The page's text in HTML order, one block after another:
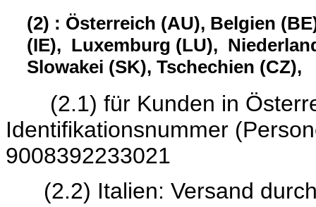
(2) : Österreich (AU), Belgien
(IE), Luxemburg (LU),
Slowakei (SK), Tschechien (CZ),
(2.1) für Kunden in
9008392233021
(2.2) Italien: Versand durch